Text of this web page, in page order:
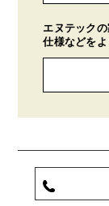
エヌテック
仕様などをよ